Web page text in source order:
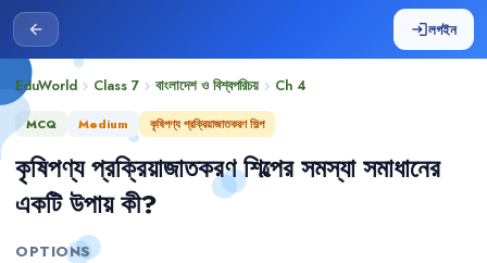
arrow_back loginলগইন
EduWorld chevron_right Class 7 chevron_right বাংলাদেশ ও বিশ্বপরিচয় chevron_right Ch 4
MCQ Medium কৃষিপণ্য প্রক্রিয়াজাতকরণ শিল্প
কৃষিপণ্য প্রক্রিয়াজাতকরণ শিল্পের সমস্যা সমাধানের
একটি উপায় কী?
OPTIONS